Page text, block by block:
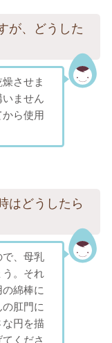
が、どうした
させま
いません
ら使用
はどうしたら
、母乳
。それ
綿棒に
肛門に
円を描
くださ